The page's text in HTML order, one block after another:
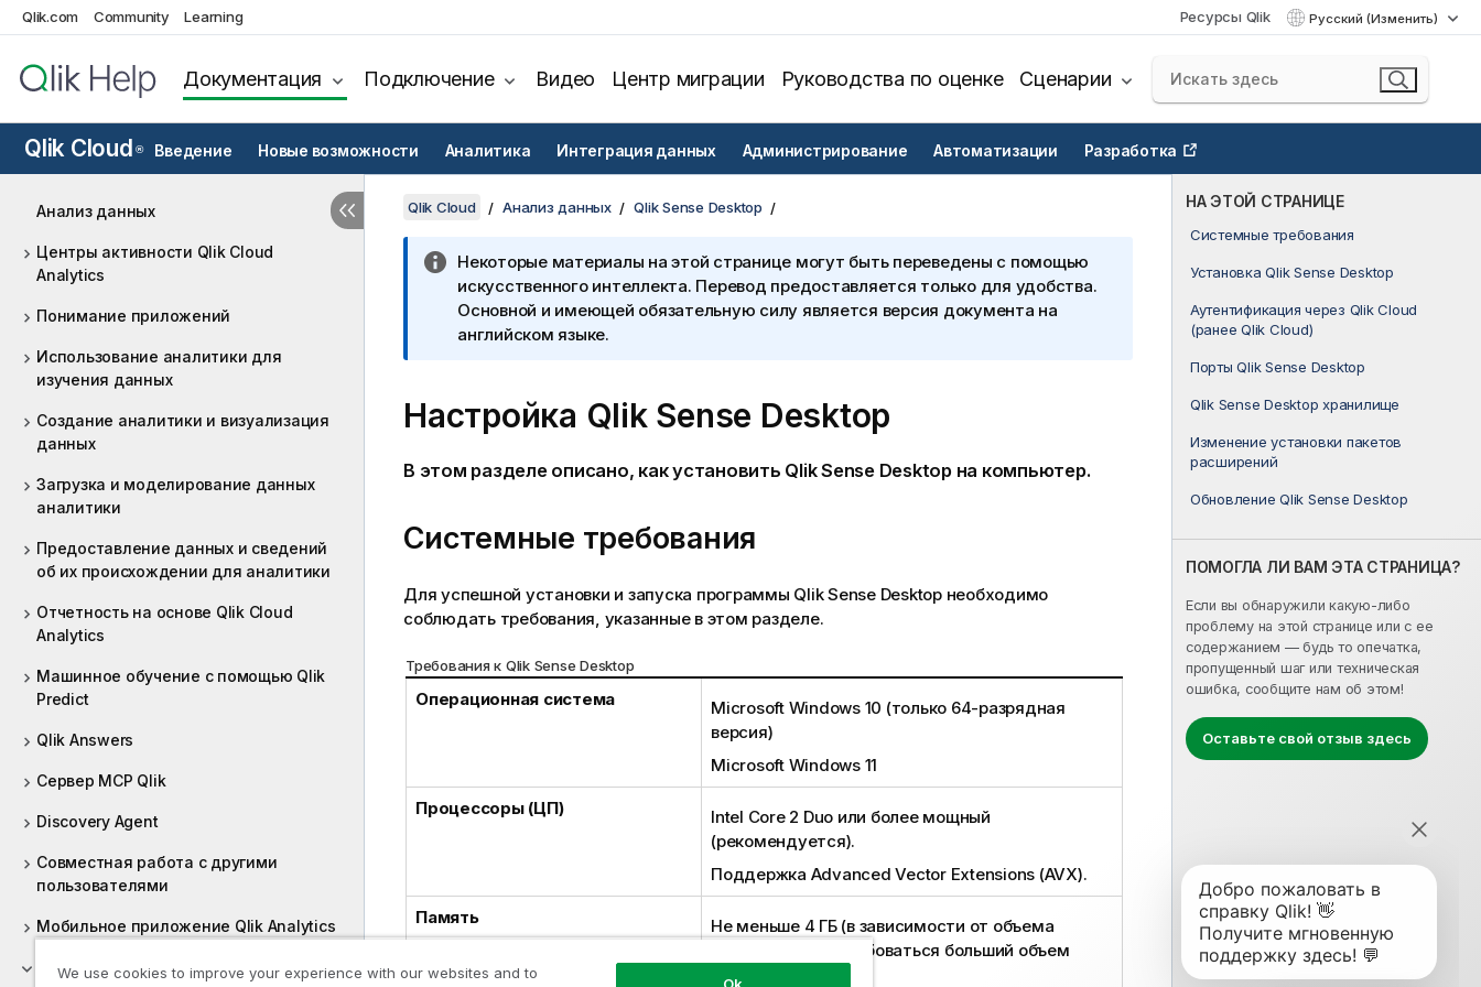
Qlik.com Community Learning Ресурсы Qlik Русский (Изменить)
Документация Подключение Видео Центр миграции Руководства по оценке Сценарии
Qlik Cloud ® Введение Новые возможности Аналитика Интеграция данных Администрирование Автоматизации Разработка
Анализ данных
Центры активности Qlik Cloud
Analytics
Понимание приложений
Использование аналитики для
изучения данных
Создание аналитики и визуализация
данных
Загрузка и моделирование данных
аналитики
Предоставление данных и сведений
об их происхождении для аналитики
Отчетность на основе Qlik Cloud
Analytics
Машинное обучение с помощью Qlik
Predict
Qlik Answers
Сервер MCP Qlik
Discovery Agent
Совместная работа с другими
пользователями
Мобильное приложение Qlik Analytics
Qlik Sense Desktop
НА ЭТОЙ СТРАНИЦЕ
Системные требования
Установка Qlik Sense Desktop
Аутентификация через Qlik Cloud
(ранее Qlik Cloud)
Порты Qlik Sense Desktop
Qlik Sense Desktop хранилище
Изменение установки пакетов
расширений
Обновление Qlik Sense Desktop
ПОМОГЛА ЛИ ВАМ ЭТА СТРАНИЦА?
Если вы обнаружили какую-либо
проблему на этой странице или с ее
содержанием — будь то опечатка,
пропущенный шаг или техническая
ошибка, сообщите нам об этом!
Оставьте свой отзыв здесь
Qlik Cloud Анализ данных Qlik Sense Desktop
Некоторые материалы на этой странице могут быть переведены с помощью
искусственного интеллекта. Перевод предоставляется только для удобства.
Основной и имеющей обязательную силу является версия документа на
английском языке.
Настройка Qlik Sense Desktop
В этом разделе описано, как установить Qlik Sense Desktopна компьютер.
Системные требования
Для успешной установки и запуска программы Qlik Sense Desktopнеобходимо
соблюдать требования, указанные в этом разделе.
Требования к Qlik Sense Desktop
Операционная система Microsoft Windows10 (только 64-разрядная
версия)
Microsoft Windows11
Процессоры (ЦП)
Intel Core 2 Duo или более мощный
(рекомендуется).
Поддержка Advanced Vector Extensions (AVX).
Память
Не меньше 4 ГБ (в зависимости от объема
данных может требоваться больший объем
We use cookies to improve your experience with our websites and to